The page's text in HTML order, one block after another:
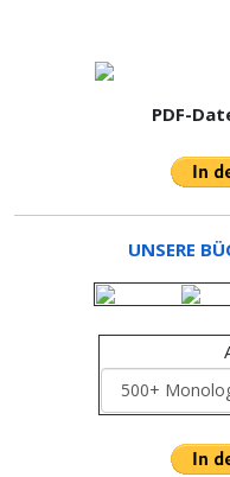
PDF-
UNSERE